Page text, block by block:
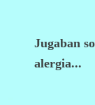
Jugaban
alergia...